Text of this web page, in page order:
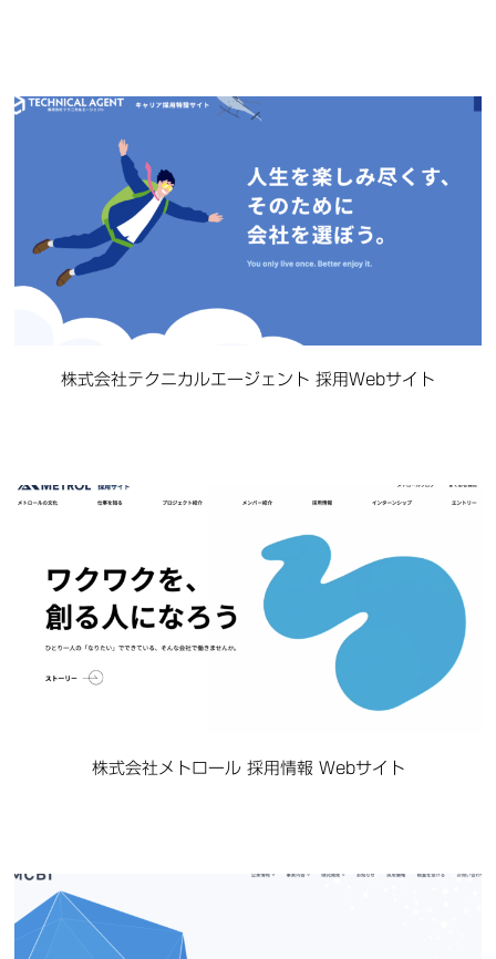
株式会社テクニカルエージェント 採用Webサイト
株式会社メトロール 採用情報 Webサイト